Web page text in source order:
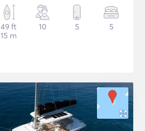
49 ft
15 m
10 5 5